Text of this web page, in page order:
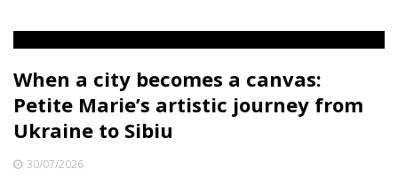
When a city becomes a canvas:
Petite Marie’s artistic journey from
Ukraine to Sibiu
30/07/2026